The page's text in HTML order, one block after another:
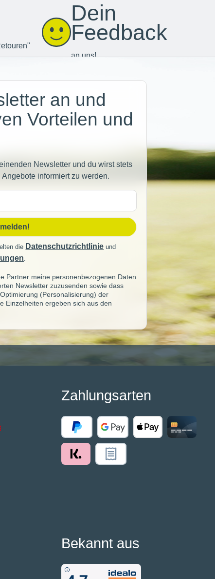
Dein
Feedback
an uns!
an und
Vorteilen und
Newsletter und du wirst stets
informiert zu werden.
die Datenschutzrichtlinie und
.
Partner meine personenbezogenen Daten
Newsletter zuzusenden sowie dass
(Personalisierung) der
Einzelheiten ergeben sich aus den
Zahlungsarten
Bekannt aus